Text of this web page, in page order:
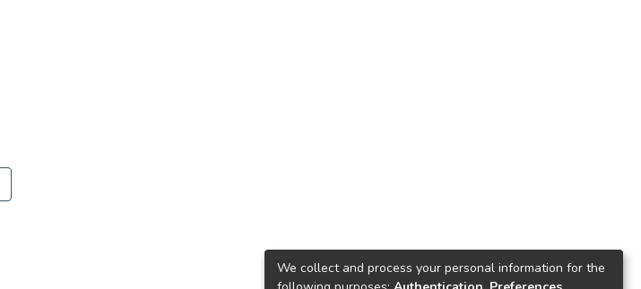
We collect and process your personal information for the